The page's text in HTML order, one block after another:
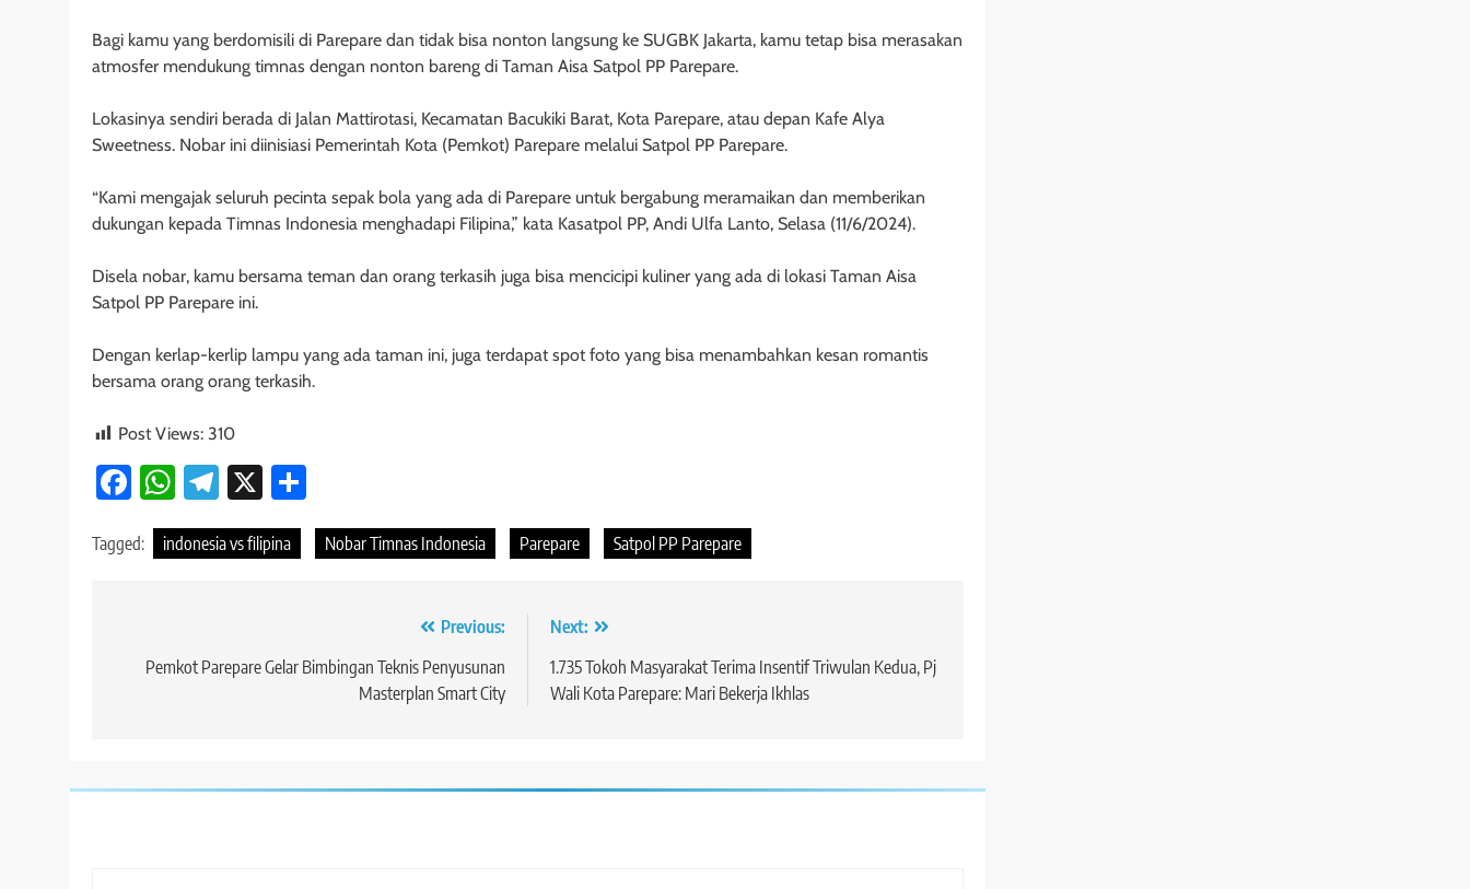
Bagi kamu yang berdomisili di Parepare dan tidak bisa nonton langsung ke SUGBK Jakarta, kamu tetap bisa merasakan
atmosfer mendukung timnas dengan nonton bareng di Taman Aisa Satpol PP Parepare.
Lokasinya sendiri berada di Jalan Mattirotasi, Kecamatan Bacukiki Barat, Kota Parepare, atau depan Kafe Alya
Sweetness. Nobar ini diinisiasi Pemerintah Kota (Pemkot) Parepare melalui Satpol PP Parepare.
“Kami mengajak seluruh pecinta sepak bola yang ada di Parepare untuk bergabung meramaikan dan memberikan
dukungan kepada Timnas Indonesia menghadapi Filipina,” kata Kasatpol PP, Andi Ulfa Lanto, Selasa (11/6/2024).
Disela nobar, kamu bersama teman dan orang terkasih juga bisa mencicipi kuliner yang ada di lokasi Taman Aisa
Satpol PP Parepare ini.
Dengan kerlap-kerlip lampu yang ada taman ini, juga terdapat spot foto yang bisa menambahkan kesan romantis
bersama orang orang terkasih.
Post Views: 310
Facebook
WhatsApp
Telegram
X
Tagged: indonesia vs filipina Nobar Timnas Indonesia Parepare Satpol PP Parepare
pos
Previous:
Pemkot Parepare Gelar Bimbingan Teknis Penyusunan
Masterplan Smart City
Next:
1.735 Tokoh Masyarakat Terima Insentif Triwulan Kedua, Pj
Wali Kota Parepare: Mari Bekerja Ikhlas